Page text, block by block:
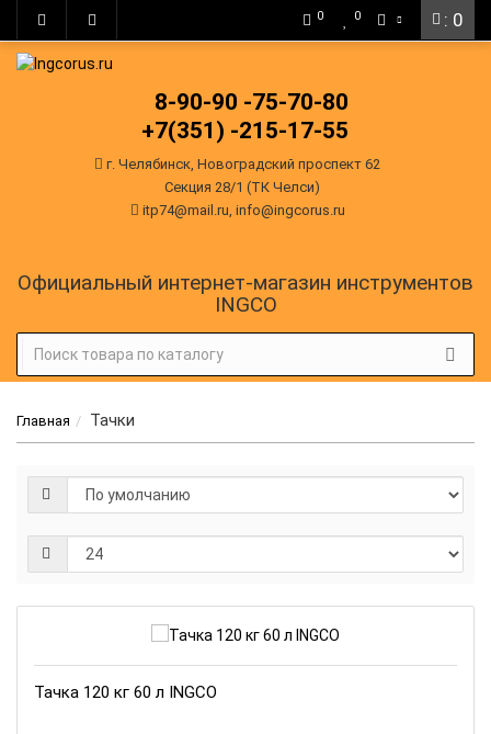
: 0
0 0
8-90-90 -75-70-80
+7(351) -215-17-55
г. Челябинск, Новоградский проспект 62
Секция 28/1 (ТК Челси)
itp74@mail.ru, info@ingcorus.ru
Официальный интернет-магазин инструментов
INGCO
Главная Тачки
Тачка 120 кг 60 л INGCO